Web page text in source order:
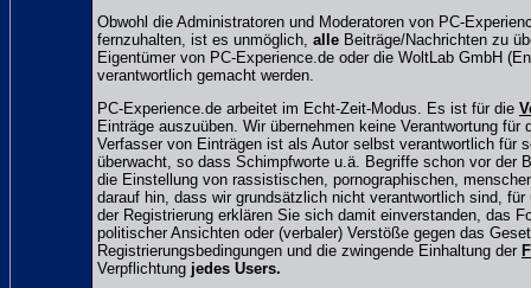
Obwohl die Administratoren und Moderatoren von PC-
fernzuhalten, ist es unmöglich, alle Beiträge/Nachrichten zu
Eigentümer von PC-Experience.de oder die WoltLab GmbH
verantwortlich gemacht werden.
PC-Experience.de arbeitet im Echt-Zeit-Modus. Es ist für die
Einträge auszuüben. Wir übernehmen keine Verantwortung
Verfasser von Einträgen ist als Autor selbst verantwortlich für
überwacht, so dass Schimpfworte u.ä. Begriffe schon vor der
die Einstellung von rassistischen, pornographischen,
darauf hin, dass wir grundsätzlich nicht verantwortlich sind,
der Registrierung erklären Sie sich damit einverstanden, das
politischer Ansichten oder (verbaler) Verstöße gegen das
Registrierungsbedingungen und die zwingende Einhaltung der
Verpflichtung jedes Users.